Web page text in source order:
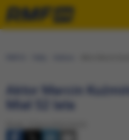
Aktor Marcin
Miał 52 lata